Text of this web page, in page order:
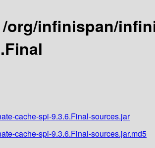
org/infinispan/
cache-spi-9.3.6.Final-sources.jar
cache-spi-9.3.6.Final-sources.jar.md5